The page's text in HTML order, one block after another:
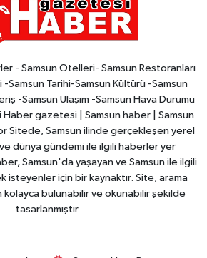
- Samsun Otelleri- Samsun Restoranları
Samsun Tarihi-Samsun Kültürü -Samsun
-Samsun Ulaşım -Samsun Hava Durumu
gazetesi | Samsun haber | Samsun
Sitede, Samsun ilinde gerçekleşen yerel
dünya gündemi ile ilgili haberler yer
Samsun'da yaşayan ve Samsun ile ilgili
isteyenler için bir kaynaktır. Site, arama
kolayca bulunabilir ve okunabilir şekilde
tasarlanmıştır